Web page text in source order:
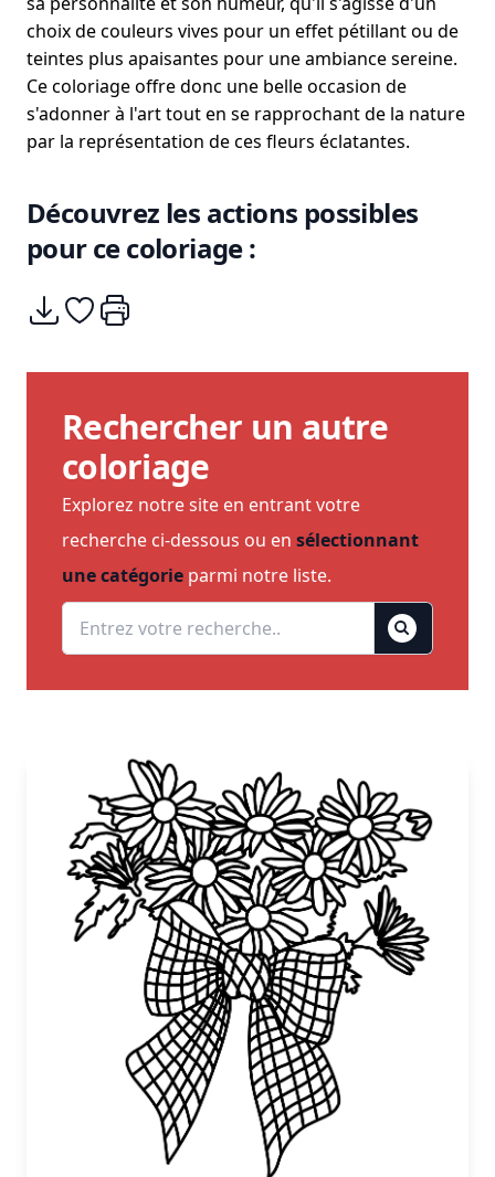
choix de couleurs vives pour un effet pétillant ou de
teintes plus apaisantes pour une ambiance sereine.
Ce coloriage offre donc une belle occasion de
s'adonner à l'art tout en se rapprochant de la nature
par la représentation de ces fleurs éclatantes.
Découvrez les actions possibles
pour ce coloriage :
Télécharger
Ajouter à mes coups de coeurs
Imprimer
Rechercher un autre
coloriage
Explorez notre site en entrant votre
recherche ci-dessous ou en sélectionnant
une catégorie parmi notre liste.